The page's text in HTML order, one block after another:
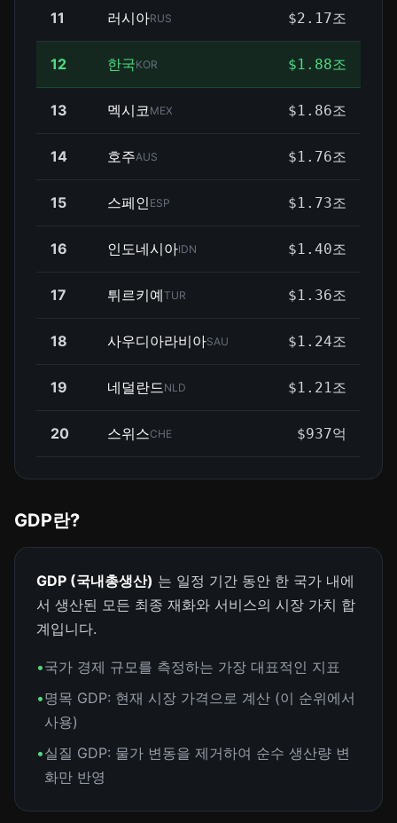
11 러시아RUS $2.17조
12 한국KOR $1.88조
13 멕시코MEX $1.86조
14 호주AUS $1.76조
15 스페인 ESP $1.73조
16 인도네시아IDN $1.40조
17 튀르키예TUR $1.36조
18 사우디아라비아SAU $1.24조
19 네덜란드NLD $1.21조
20 스위스CHE $937억
GDP란?
GDP (국내총생산) 는 일정 기간 동안 한 국가 내에
서 생산된 모든 최종 재화와 서비스의 시장 가치 합
계입니다.
•국가 경제 규모를 측정하는 가장 대표적인 지표
•명목 GDP: 현재 시장 가격으로 계산 (이 순위에서
사용)
•실질 GDP: 물가 변동을 제거하여 순수 생산량 변
화만 반영